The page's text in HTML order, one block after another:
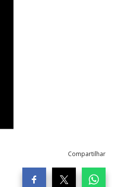
Compartilhar